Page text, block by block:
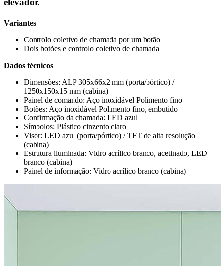
elevador.
Variantes
Controlo coletivo de chamada por um botão
Dois botões e controlo coletivo de chamada
Dados técnicos
Dimensões: ALP 305x66x2 mm (porta/pórtico) /
1250x150x15 mm (cabina)
Painel de comando: Aço inoxidável Polimento fino
Botões: Aço inoxidável Polimento fino, embutido
Confirmação da chamada: LED azul
Símbolos: Plástico cinzento claro
Visor: LED azul (porta/pórtico) / TFT de alta resolução
(cabina)
Estrutura iluminada: Vidro acrílico branco, acetinado, LED
branco (cabina)
Painel de informação: Vidro acrílico branco (cabina)